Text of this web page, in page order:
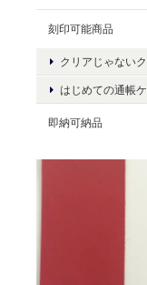
刻印可能商品
クリアじゃない
はじめての通帳
即納可納品